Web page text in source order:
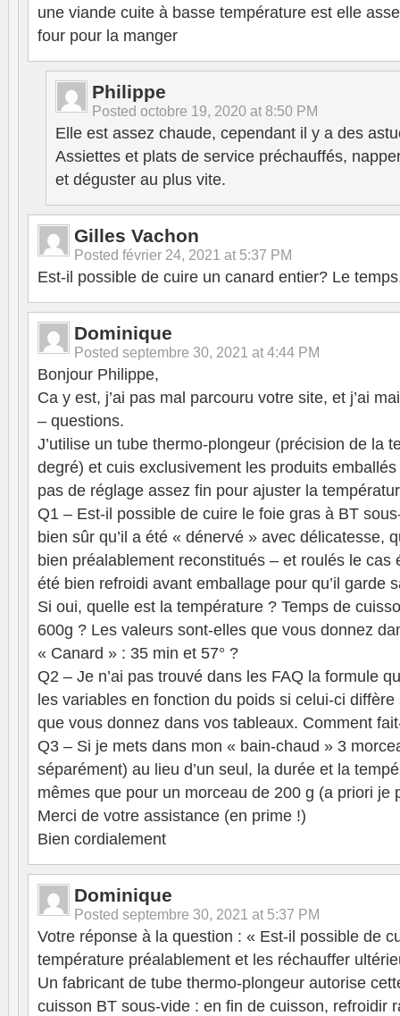
une viande cuite à basse température est elle
four pour la manger
Philippe
Posted octobre 19, 2020 at 8:50 PM
Elle est assez chaude, cependant il y a des
Assiettes et plats de service préchauffés,
et déguster au plus vite.
Gilles Vachon
Posted février 24, 2021 at 5:37 PM
Est-il possible de cuire un canard entier? Le
Dominique
Posted septembre 30, 2021 at 4:44 PM
Bonjour Philippe,
Ca y est, j’ai pas mal parcouru votre site, et j’ai
– questions.
J’utilise un tube thermo-plongeur (précision de la
degré) et cuis exclusivement les produits emballés
pas de réglage assez fin pour ajuster la
Q1 – Est-il possible de cuire le foie gras à BT
bien sûr qu’il a été « dénervé » avec délicatesse,
bien préalablement reconstitués – et roulés le cas
été bien refroidi avant emballage pour qu’il garde
Si oui, quelle est la température ? Temps de
600g ? Les valeurs sont-elles que vous donnez
« Canard » : 35 min et 57° ?
Q2 – Je n’ai pas trouvé dans les FAQ la formule
les variables en fonction du poids si celui-ci
que vous donnez dans vos tableaux. Comment
Q3 – Si je mets dans mon « bain-chaud » 3
séparément) au lieu d’un seul, la durée et la
mêmes que pour un morceau de 200 g (a priori je
Merci de votre assistance (en prime !)
Bien cordialement
Dominique
Posted septembre 30, 2021 at 5:37 PM
Votre réponse à la question : « Est-il possible de
température préalablement et les réchauffer
Un fabricant de tube thermo-plongeur autorise
cuisson BT sous-vide : en fin de cuisson, refroidir